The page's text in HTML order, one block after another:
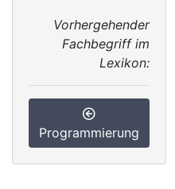
Vorhergehender
Fachbegriff im
Lexikon:
Programmierung